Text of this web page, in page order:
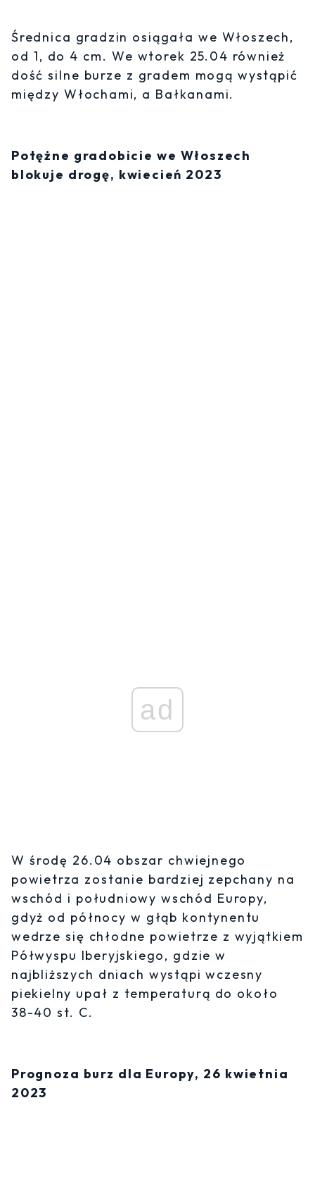
Średnica gradzin osiągała we Włoszech,
od 1, do 4 cm. We wtorek 25.04 również
dość silne burze z gradem mogą wystąpić
między Włochami, a Bałkanami.
Potężne gradobicie we Włoszech
blokuje drogę, kwiecień 2023
ad
W środę 26.04 obszar chwiejnego
powietrza zostanie bardziej zepchany na
wschód i południowy wschód Europy,
gdyż od północy w głąb kontynentu
wedrze się chłodne powietrze z wyjątkiem
Półwyspu Iberyjskiego, gdzie w
najbliższych dniach wystąpi wczesny
piekielny upał z temperaturą do około
38-40 st. C.
Prognoza burz dla Europy, 26 kwietnia
2023